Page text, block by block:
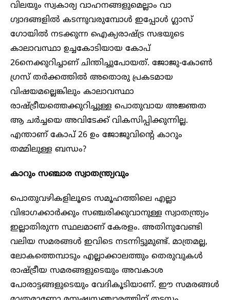
വിലയും സ്വകാര്യ വാഹനങ്ങളുമെല്ലാം വാ​
ഗ്വാദങ്ങളിൽ കടന്നുവരുമ്പോൾ ഇപ്പോൾ ​ഗ്ലാസ്​
ഗോയിൽ നടക്കുന്ന ഐക്യരാഷ്ട്ര സഭയുടെ
കാലാവസ്ഥാ ഉച്ചകോടിയായ കോപ്
26നെക്കുറിച്ചാണ് ചിന്തിച്ചുപോയത്. ജോജു-കോൺ​
ഗ്രസ് തർക്കത്തിൽ അതൊരു പ്രകടമായ
വിഷയമല്ലെങ്കിലും കാലാവസ്ഥാ
രാഷ്ട്രീയത്തെക്കുറിച്ചുള്ള പൊതുവായ അജ്ഞത
ആ ചർച്ചയെ അവിടേക്ക് വികസിപ്പിക്കുന്നില്ല.
എന്താണ് കോപ് 26 ഉം ജോജുവിന്റെ കാറും
തമ്മിലുള്ള ബന്ധം?
കാറും സഞ്ചാര സ്വാതന്ത്ര്യവും
പൊതുവഴികളിലൂടെ സമൂഹത്തിലെ എല്ലാ
വിഭാഗക്കാർക്കും സഞ്ചരിക്കുവാനുള്ള സ്വാതന്ത്ര്യം
ഇല്ലാതിരുന്ന സ്ഥലമാണ് കേരളം. അതിനുവേണ്ടി
വലിയ സമരങ്ങൾ ഇവിടെ നടന്നിട്ടുമുണ്ട്. മാത്രമല്ല,
ലോകത്തെമ്പാടും എല്ലാക്കാലത്തും തെരുവുകൾ
രാഷ്ട്രീയ സമരങ്ങളുടെയും അവകാശ
പോരാട്ടങ്ങളുടെയും വേദികൂടിയാണ്. ഈ സമരങ്ങൾ